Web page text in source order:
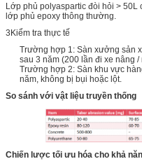
Lớp phủ polyaspartic đòi hỏi > 50L
lớp phủ epoxy thông thường.
3Kiểm tra thực tế
Trường hợp 1: Sàn xưởng sản
sau 3 năm (200 lần đi xe nâng /
Trường hợp 2: Sàn khu vực
năm, không bị bụi hoặc lột.
So sánh với vật liệu truyền thống
Chiến lược tối ưu hóa cho khả